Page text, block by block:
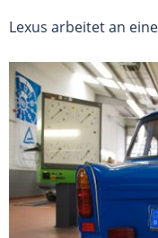
Lexus arbeitet an